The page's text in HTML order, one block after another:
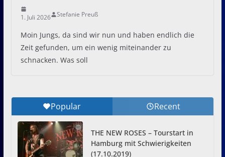
1. Juli 2026 Stefanie Preuß
Moin Jungs, da sind wir nun und haben endlich die
Zeit gefunden, um ein wenig miteinander zu
schnacken. Was soll
Popular Recent
THE NEW ROSES – Tourstart in
Hamburg mit Schwierigkeiten
(17.10.2019)